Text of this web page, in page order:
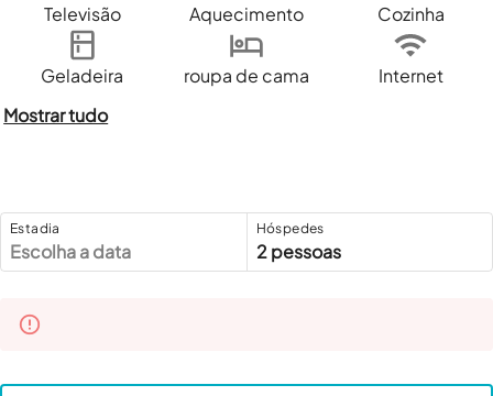
Televisão Aquecimento Cozinha
Geladeira roupa de cama
Internet
Mostrar tudo
Estadia
Escolha a data
Hóspedes
2 pessoas